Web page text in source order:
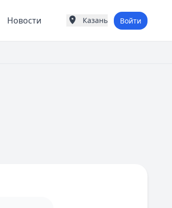
Новости
Города России
Казань Войти